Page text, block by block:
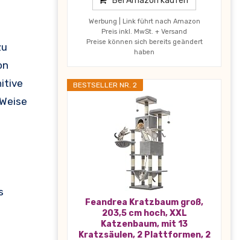
Werbung | Link führt nach Amazon
Preis inkl. MwSt. + Versand
Preise können sich bereits geändert
haben
BESTSELLER NR. 2
Feandrea Kratzbaum groß,
203,5 cm hoch, XXL
Katzenbaum, mit 13
Kratzsäulen, 2 Plattformen, 2